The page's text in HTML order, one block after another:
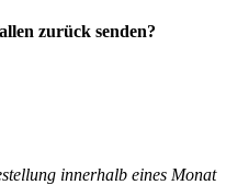
zurück senden?
innerhalb eines Monat